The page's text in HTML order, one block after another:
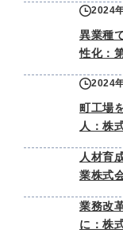
2024
異業種
性化：
2024
町工場
人：株
人材育
業株式
業務改
に：株